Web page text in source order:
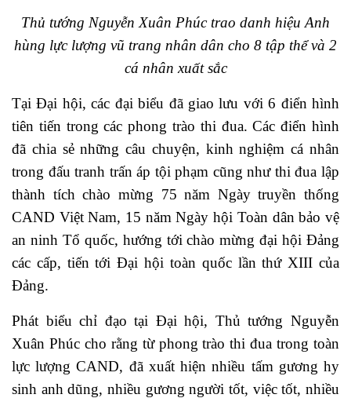
Thủ tướng Nguyễn Xuân Phúc trao danh hiệu Anh
hùng lực lượng vũ trang nhân dân cho 8 tập thể và 2
cá nhân xuất sắc
Tại Đại hội, các đại biểu đã giao lưu với 6 điển hình
tiên tiến trong các phong trào thi đua.Các điển hình
đã chia sẻ những câu chuyện, kinh nghiệm cá nhân
trong đấu tranh trấn áp tội phạm cũng như thi đua lập
thành tích chào mừng 75 năm Ngày truyền thống
CAND Việt Nam, 15 năm Ngày hội Toàn dân bảo vệ
an ninh Tổ quốc, hướng tới chào mừng đại hội Đảng
các cấp, tiến tới Đại hội toàn quốc lần thứ XIII của
Đảng.
Phát biểu chỉ đạo tại Đại hội, Thủ tướng Nguyễn
Xuân Phúc cho rằng từ phong trào thi đua trong toàn
lực lượng CAND, đã xuất hiện nhiều tấm gương hy
sinh anh dũng, nhiều gương người tốt, việc tốt, nhiều